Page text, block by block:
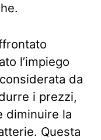
l’impiego
da
i prezzi,
diminuire la
Questa